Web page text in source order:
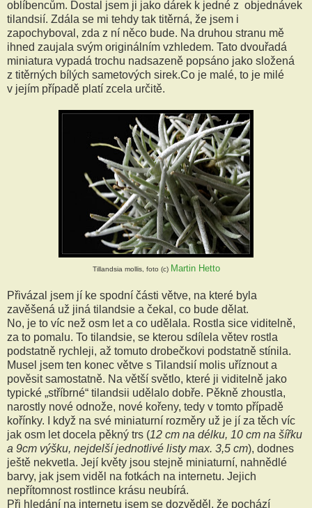
oblíbencům. Dostal jsem ji jako dárek k jedné z objednávek
tilandsií. Zdála se mi tehdy tak titěrná, že jsem i
zapochyboval, zda z ní něco bude. Na druhou stranu mě
ihned zaujala svým originálním vzhledem. Tato dvouřadá
miniatura vypadá trochu nadsazeně popsáno jako složená
z titěrných bílých sametových sirek.Co je malé, to je milé
v jejím případě platí zcela určitě.
Tillandsia mollis, foto (c) Martin Hetto
Přivázal jsem jí ke spodní části větve, na které byla
zavěšená už jiná tilandsie a čekal, co bude dělat.
No, je to víc než osm let a co udělala. Rostla sice viditelně,
za to pomalu. To tilandsie, se kterou sdílela větev rostla
podstatně rychleji, až tomuto drobečkovi podstatně stínila.
Musel jsem ten konec větve s Tilandsií molis uříznout a
pověsit samostatně. Na větší světlo, které ji viditelně jako
typické „stříbrné“ tilandsii udělalo dobře. Pěkně zhoustla,
narostly nové odnože, nové kořeny, tedy v tomto případě
kořínky. I když na své miniaturní rozměry už je jí za těch víc
jak osm let docela pěkný trs (12 cm na délku, 10 cm na šířku
a 9cm výšku, nejdelší jednotlivé listy max. 3,5 cm), dodnes
ještě nekvetla. Její květy jsou stejně miniaturní, nahnědlé
barvy, jak jsem viděl na fotkách na internetu. Jejich
nepřítomnost rostlince krásu neubírá.
Při hledání na internetu jsem se dozvěděl, že pochází